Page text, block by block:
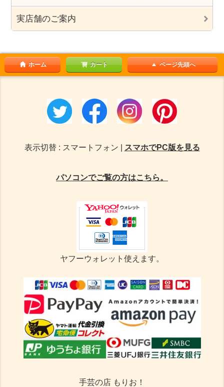
実店舗のご案内
ホーム カート ページ先頭へ
表示切替 : スマートフォン | スマホでPC版を見る
パソコンでご覧の方はこちら。
ヤフーウォレット使えます。
手芸の店 もりお！